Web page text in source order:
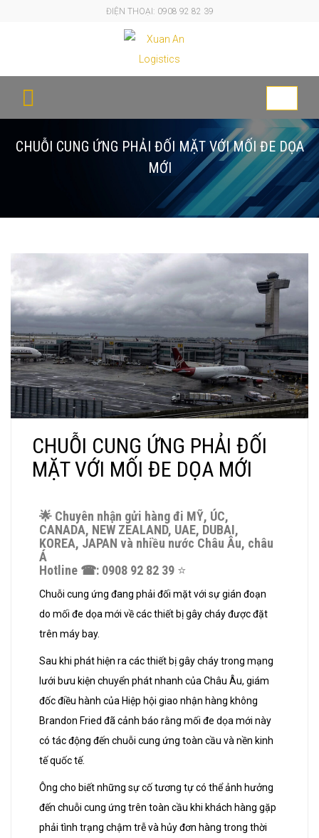
ĐIỆN THOẠI: 0908 92 82 39
CHUỖI CUNG ỨNG PHẢI ĐỐI MẶT VỚI MỐI ĐE DỌA
MỚI
CHUỖI CUNG ỨNG PHẢI ĐỐI
MẶT VỚI MỐI ĐE DỌA MỚI
🌟 Chuyên nhận gửi hàng đi MỸ, ÚC,
CANADA, NEW ZEALAND, UAE, DUBAI,
KOREA, JAPAN và nhiều nước Châu Âu, châu
Á
Hotline ☎: 0908 92 82 39 ⭐️
Chuỗi cung ứng đang phải đối mặt với sự gián đoạn
do mối đe dọa mới về các thiết bị gây cháy được đặt
trên máy bay.
Sau khi phát hiện ra các thiết bị gây cháy trong mạng
lưới bưu kiện chuyển phát nhanh của Châu Âu, giám
đốc điều hành của Hiệp hội giao nhận hàng không
Brandon Fried đã cảnh báo rằng mối đe dọa mới này
có tác động đến chuỗi cung ứng toàn cầu và nền kinh
tế quốc tế.
Ông cho biết những sự cố tương tự có thể ảnh hưởng
đến chuỗi cung ứng trên toàn cầu khi khách hàng gặp
phải tình trạng chậm trễ và hủy đơn hàng trong thời